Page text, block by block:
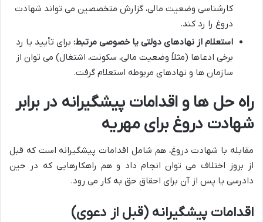
کارشناسی وضعیت مالی، گزارش متخصصین می تواند شهادت
دروغ را رد کند.
استعلام از نهادهای دولتی یا خصوصی مرتبط: برای تأیید یا رد
برخی ادعاها (مثلاً وضعیت مالی، سکونت، اشتغال) می توان از
سازمان ها و نهادهای مربوطه استعلام گرفت.
راه حل ها و اقدامات پیشگیرانه در برابر
شهادت دروغ برای مهریه
مقابله با شهادت دروغ، هم شامل اقدامات پیشگیرانه است که قبل
از بروز اختلاف می توان انجام داد و هم راهکارهایی که در حین
دادرسی یا پس از آن برای احقاق حق به کار می رود.
اقدامات پیشگیرانه (قبل از دعوی)